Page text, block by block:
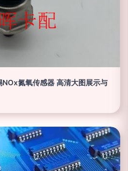
氮氧传感器 高清大图展示与